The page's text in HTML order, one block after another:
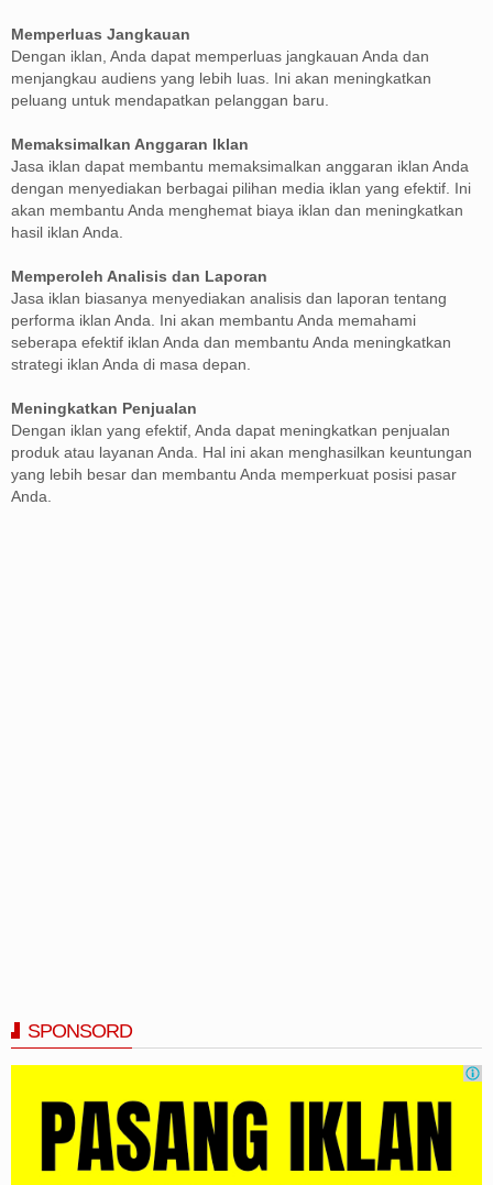
Memperluas Jangkauan
Dengan iklan, Anda dapat memperluas jangkauan Anda dan
menjangkau audiens yang lebih luas. Ini akan meningkatkan
peluang untuk mendapatkan pelanggan baru.
Memaksimalkan Anggaran Iklan
Jasa iklan dapat membantu memaksimalkan anggaran iklan Anda
dengan menyediakan berbagai pilihan media iklan yang efektif. Ini
akan membantu Anda menghemat biaya iklan dan meningkatkan
hasil iklan Anda.
Memperoleh Analisis dan Laporan
Jasa iklan biasanya menyediakan analisis dan laporan tentang
performa iklan Anda. Ini akan membantu Anda memahami
seberapa efektif iklan Anda dan membantu Anda meningkatkan
strategi iklan Anda di masa depan.
Meningkatkan Penjualan
Dengan iklan yang efektif, Anda dapat meningkatkan penjualan
produk atau layanan Anda. Hal ini akan menghasilkan keuntungan
yang lebih besar dan membantu Anda memperkuat posisi pasar
Anda.
SPONSORD